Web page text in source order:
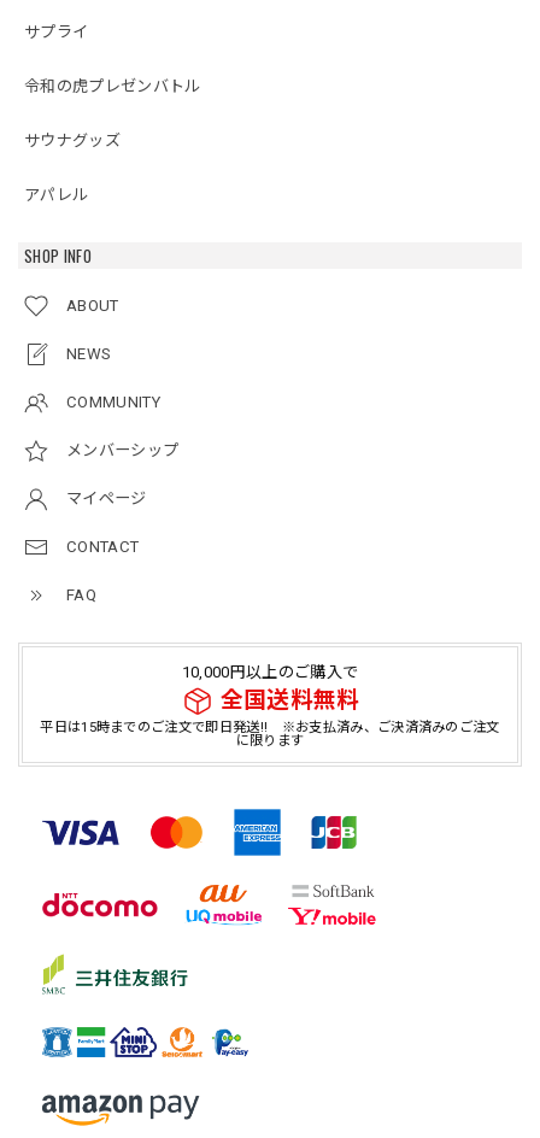
サプライ
令和の虎プレゼンバトル
サウナグッズ
アパレル
SHOP INFO
ABOUT
NEWS
COMMUNITY
メンバーシップ
マイページ
CONTACT
FAQ
10,000円以上のご購入で
全国送料無料
平日は15時までのご注文で即日発送!! ※お支払済み、ご決済済みのご注文
に限ります